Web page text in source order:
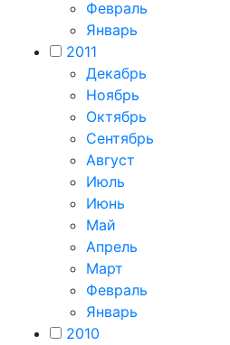
Февраль
Январь
2011
Декабрь
Ноябрь
Октябрь
Сентябрь
Август
Июль
Июнь
Май
Апрель
Март
Февраль
Январь
2010